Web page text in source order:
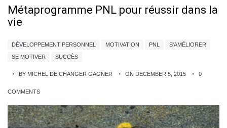
Métaprogramme PNL pour réussir dans la
vie
DÉVELOPPEMENT PERSONNEL MOTIVATION PNL
S'AMÉLIORER
SE MOTIVER
SUCCÈS
BY MICHEL DE CHANGER GAGNER ON DECEMBER 5, 2015 0
COMMENTS